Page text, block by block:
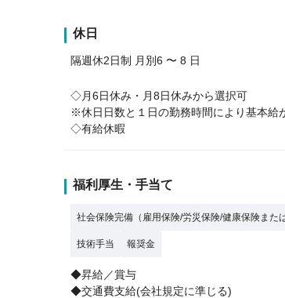
休日
隔週休2日制 月別6 〜 8 日
◇月6日休み・月8日休みから選択可
※休日日数と１日の勤務時間により基本給
◇有給休暇
福利厚生・手当て
社会保険完備（雇用保険/労災保険/健康保険また
技術手当 報奨金
◆昇給／賞与
◆交通費支給(会社規定に準じる)